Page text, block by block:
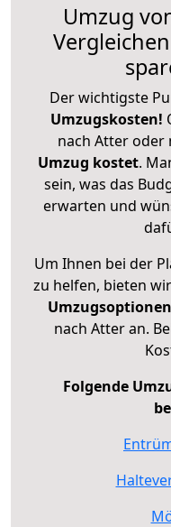
Umzug
Der wichtigste
Umzugskosten!
nach Atter
Umzug kostet.
sein, was das
erwarten und
Um Ihnen bei der
zu helfen, bieten
Umzugsoptionen
nach Atter an.
Folgende